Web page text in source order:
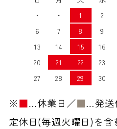
・
・ 1 2
6
7 8 9
13
14 15 16
20
21 22 23
27
28 29 30
※■…休業日／■…発送
定休日(毎週火曜日)を